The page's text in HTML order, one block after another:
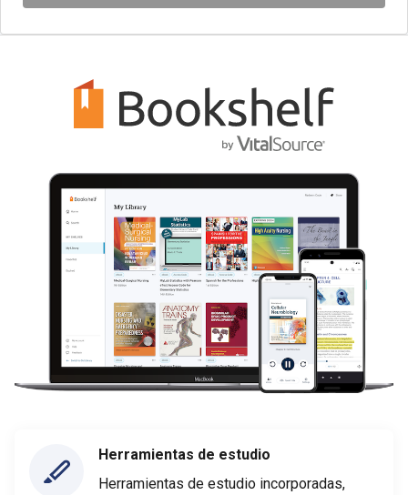
Herramientas de estudio
Herramientas de estudio incorporadas,